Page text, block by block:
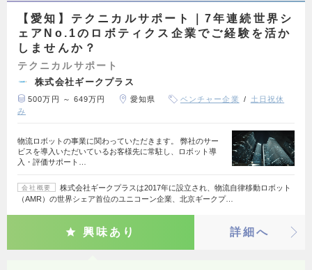
【愛知】テクニカルサポート｜7年連続世界シ
ェアNo.1のロボティクス企業でご経験を活か
しませんか？
テクニカルサポート
株式会社ギークプラス
500万円 ～ 649万円 愛知県 ベンチャー企業
土日祝休
み
物流ロボットの事業に関わっていただきます。 弊社のサー
ビスを導入いただいているお客様先に常駐し、ロボット導
入・評価サポート…
会社概要
株式会社ギークプラスは2017年に設立され、物流自律移動ロボット
（AMR）の世界シェア首位のユニコーン企業、北京ギークプ…
興味あり 詳細へ